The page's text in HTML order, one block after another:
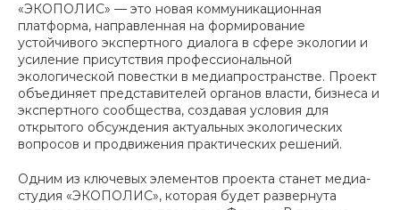
«ЭКОПОЛИС» — это новая коммуникационная
платформа, направленная на формирование
устойчивого экспертного диалога в сфере экологии и
усиление присутствия профессиональной
экологической повестки в медиапространстве. Проект
объединяет представителей органов власти, бизнеса и
экспертного сообщества, создавая условия для
открытого обсуждения актуальных экологических
вопросов и продвижения практических решений.
Одним из ключевых элементов проекта станет медиа-
студия «ЭКОПОЛИС», которая будет развернута